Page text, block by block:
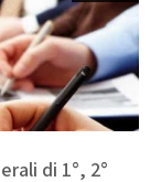
di 1°, 2°